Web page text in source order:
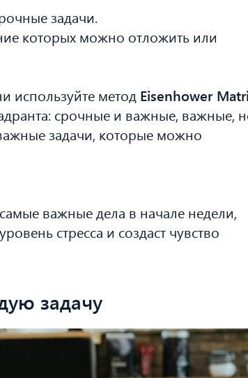
задачи.
которых можно отложить или
используйте метод Eisenhower
срочные и важные, важные,
задачи, которые можно
важные дела в начале недели,
стресса и создаст чувство
задачу